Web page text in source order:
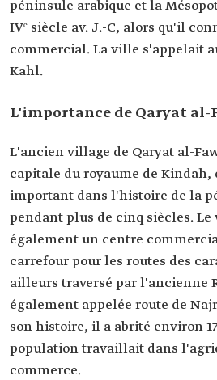
péninsule arabique et la
IVᵉ siècle av. J.-C, alors qu'il
commercial. La ville s'appelait
Kahl.
L'importance de Qaryat al-
L'ancien village de Qaryat al-
capitale du royaume de Kindah,
important dans l'histoire de la
pendant plus de cinq siècles.
également un centre
carrefour pour les routes des
ailleurs traversé par l'ancienne
également appelée route de
son histoire, il a abrité environ
population travaillait dans
commerce.